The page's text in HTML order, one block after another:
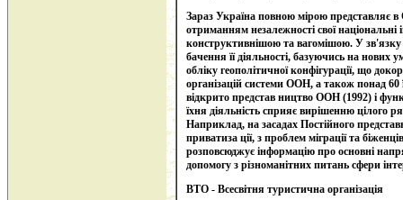
Зараз Україна повною мірою представляє в
отриманням незалежності свої національні
конструктивнішою та вагомішою. У
бачення її діяльності, базуючись на нових
обліку геополітичної конфігурації, що
організацій системи ООН, а також понад 60
відкрито представ ництво ООН (1992) і
їхня діяльність сприяє вирішенню цілого
Наприклад, на засадах Постійного
приватиза ції, з проблем міграції та
розповсюджує інформацію про основні
допомогу з різноманітних питань сфери
ВТО - Всесвітня туристична організація